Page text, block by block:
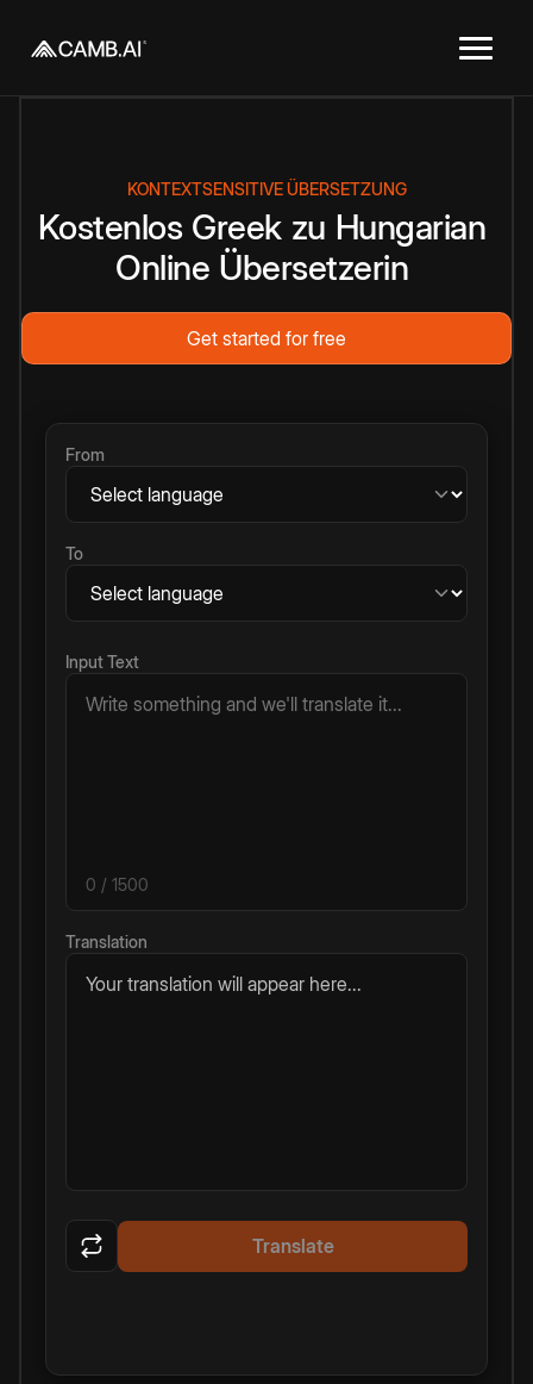
KONTEXTSENSITIVE ÜBERSETZUNG
Kostenlos Greek zu Hungarian
Online Übersetzerin
Get started for free
From
To
Input Text
0 / 1500
Translation
Your translation will appear here...
Translate